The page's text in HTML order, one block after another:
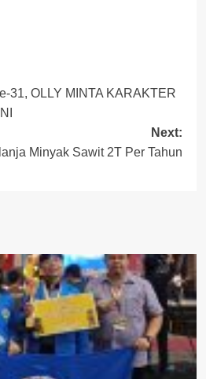
31, OLLY MINTA KARAKTER
Next:
Minyak Sawit 2T Per Tahun